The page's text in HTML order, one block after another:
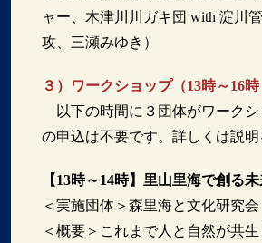
ャー、木津川川ガキ団 with 淀川
攻、三瀬みゆき）
３）ワークショップ（13時～16
以下の時間に３団体がワークシ
の申込は不要です。詳しくは説明
【13時～14時】里山里海で創る
＜実施団体＞森里海と文化研究
＜概要＞これまで人と自然が共